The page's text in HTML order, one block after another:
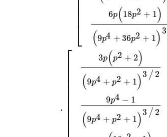
⎣
⎢⎢⎢
6p(18p2 + 1)
(9p4 +36p2 + 1)3
⋅
⎡
⎢⎢⎢⎢⎢⎢⎢⎢⎢⎢
3p(p2 + 2)
(9p4 + p2 + 1)3 /2
9p4 − 1
(9p4 + p2 + 1)3/2